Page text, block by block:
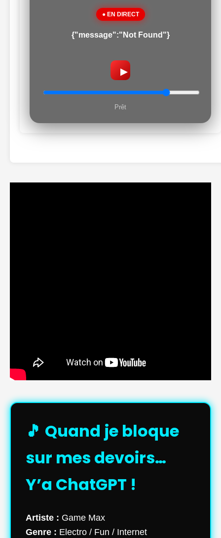
● EN DIRECT
{"message":"Not Found"}
▶
Prêt
🎵 Quand je bloque
sur mes devoirs…
Y’a ChatGPT !
Artiste : Game Max
Genre : Electro / Fun / Internet